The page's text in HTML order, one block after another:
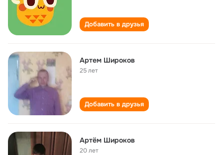
Добавить в друзья
Артем Широков
25 лет
Добавить в друзья
Артём Широков
20 лет